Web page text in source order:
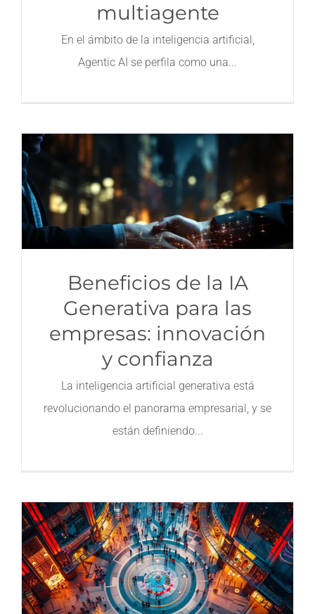
multiagente
En el ámbito de la inteligencia artificial,
Agentic AI se perfila como una
Beneficios de la IA
Generativa para las
empresas: innovación
y confianza
La inteligencia artificial generativa está
revolucionando el panorama empresarial, y se
están definiendo